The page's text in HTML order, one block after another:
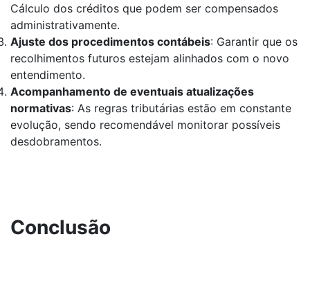
Cálculo dos créditos que podem ser compensados
administrativamente.
Ajuste dos procedimentos contábeis: Garantir que os
recolhimentos futuros estejam alinhados com o novo
entendimento.
Acompanhamento de eventuais atualizações
normativas: As regras tributárias estão em constante
evolução, sendo recomendável monitorar possíveis
desdobramentos.
Conclusão